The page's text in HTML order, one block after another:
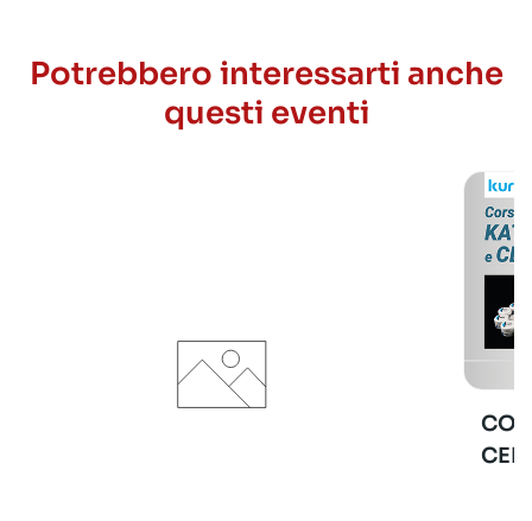
Potrebbero interessarti anche
questi eventi